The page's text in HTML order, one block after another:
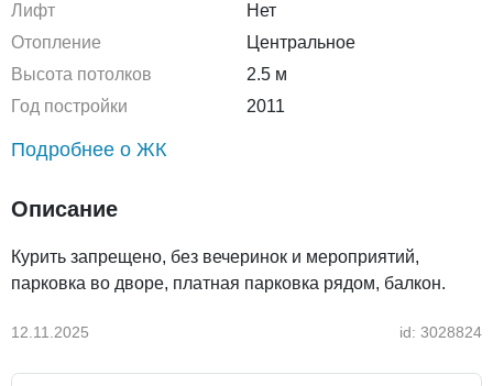
Лифт
Нет
Отопление
Центральное
Высота потолков
2.5 м
Год постройки
2011
Подробнее о ЖК
Описание
Курить запрещено, без вечеринок и мероприятий,
парковка во дворе, платная парковка рядом, балкон.
12.11.2025 id: 3028824